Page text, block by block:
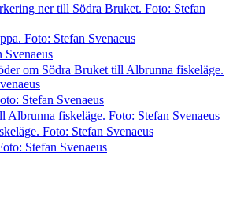
ner till Södra Bruket. Foto: Stefan
Foto: Stefan Svenaeus
Svenaeus
om Södra Bruket till Albrunna fiskeläge.
Stefan Svenaeus
Albrunna fiskeläge. Foto: Stefan Svenaeus
Foto: Stefan Svenaeus
Stefan Svenaeus